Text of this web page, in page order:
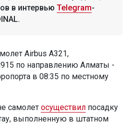
в интервью Telegram-
Airbus A321,
по направлению Алматы -
в 08:35 по местному
самолет осуществил посадку
выполненную в штатном